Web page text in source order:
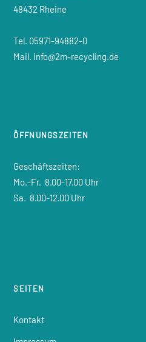
48432 Rheine
Tel. 05971-94882-0
Mail. info@2m-recycling.de
ÖFFNUNGSZEITEN
Geschäftszeiten:
Mo.-Fr. 8.00-17.00 Uhr
Sa. 8.00-12.00 Uhr
SEITEN
Kontakt